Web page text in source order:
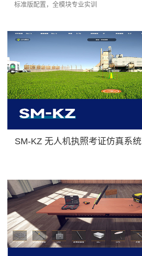
标准版配置，全模块专业实训
SM-KZ 无人机执照考证仿真系统